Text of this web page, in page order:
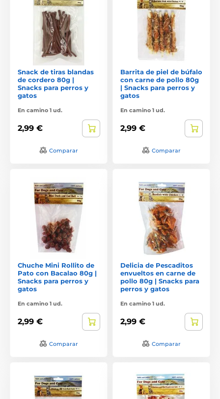
Snack de tiras blandas
de cordero 80g |
Snacks para perros y
gatos
En camino 1 ud.
2,99 €
Comparar
Barrita de piel de búfalo
con carne de pollo 80g
| Snacks para perros y
gatos
En camino 1 ud.
2,99 €
Comparar
Chuche Mini Rollito de
Pato con Bacalao 80g |
Snacks para perros y
gatos
En camino 1 ud.
2,99 €
Comparar
Delicia de Pescaditos
envueltos en carne de
pollo 80g | Snacks para
perros y gatos
En camino 1 ud.
2,99 €
Comparar